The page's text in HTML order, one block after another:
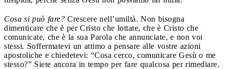
Cosa si può fare? Crescere nell’umiltà. Non bisogna
dimenticare che è per Cristo che lottate, che è Cristo che
comunicate, che è la sua Parola che annunciate, e non voi
stessi. Soffermatevi un attimo a pensare alle vostre azioni
apostoliche e chiedetevi: “Cosa cerco, comunicare Gesù o me
stesso?” Siete ancora in tempo per fare qualcosa per rimediare.